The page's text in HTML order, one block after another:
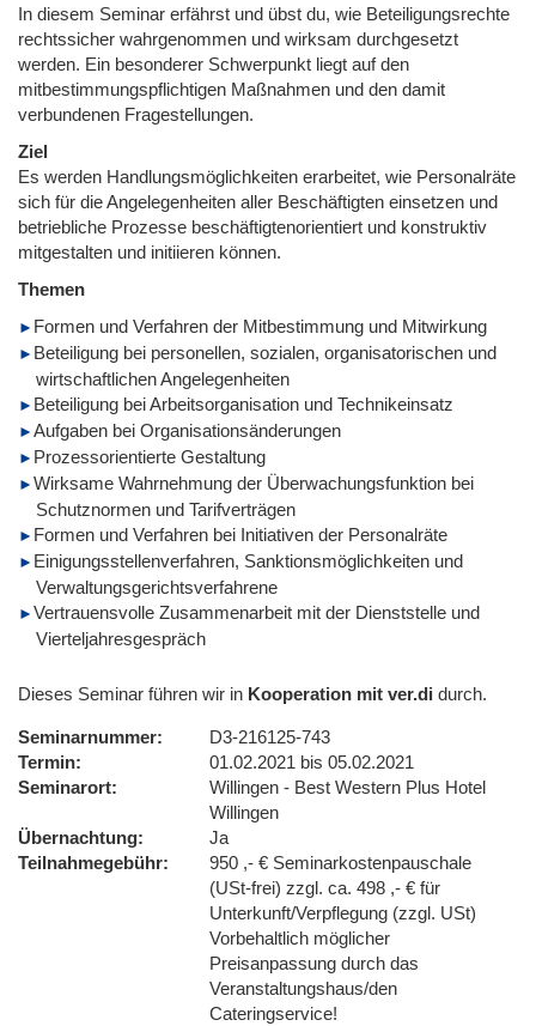
In diesem Seminar erfährst und übst du, wie Beteiligungsrechte
rechtssicher wahrgenommen und wirksam durchgesetzt
werden. Ein besonderer Schwerpunkt liegt auf den
mitbestimmungspflichtigen Maßnahmen und den damit
verbundenen Fragestellungen.
Ziel
Es werden Handlungsmöglichkeiten erarbeitet, wie Personalräte
sich für die Angelegenheiten aller Beschäftigten einsetzen und
betriebliche Prozesse beschäftigtenorientiert und konstruktiv
mitgestalten und initiieren können.
Themen
Formen und Verfahren der Mitbestimmung und Mitwirkung
Beteiligung bei personellen, sozialen, organisatorischen und
wirtschaftlichen Angelegenheiten
Beteiligung bei Arbeitsorganisation und Technikeinsatz
Aufgaben bei Organisationsänderungen
Prozessorientierte Gestaltung
Wirksame Wahrnehmung der Überwachungsfunktion bei
Schutznormen und Tarifverträgen
Formen und Verfahren bei Initiativen der Personalräte
Einigungsstellenverfahren, Sanktionsmöglichkeiten und
Verwaltungsgerichtsverfahrene
Vertrauensvolle Zusammenarbeit mit der Dienststelle und
Vierteljahresgespräch
Dieses Seminar führen wir in Kooperation mit ver.di durch.
Seminarnummer
D3-216125-743
Termin
01.02.2021 bis 05.02.2021
Seminarort
Willingen - Best Western Plus Hotel
Willingen
Übernachtung
Ja
Teilnahmegebühr
950 ,- € Seminarkostenpauschale
(USt-frei) zzgl. ca. 498 ,- € für
Unterkunft/Verpflegung (zzgl. USt)
Vorbehaltlich möglicher
Preisanpassung durch das
Veranstaltungshaus/den
Cateringservice!